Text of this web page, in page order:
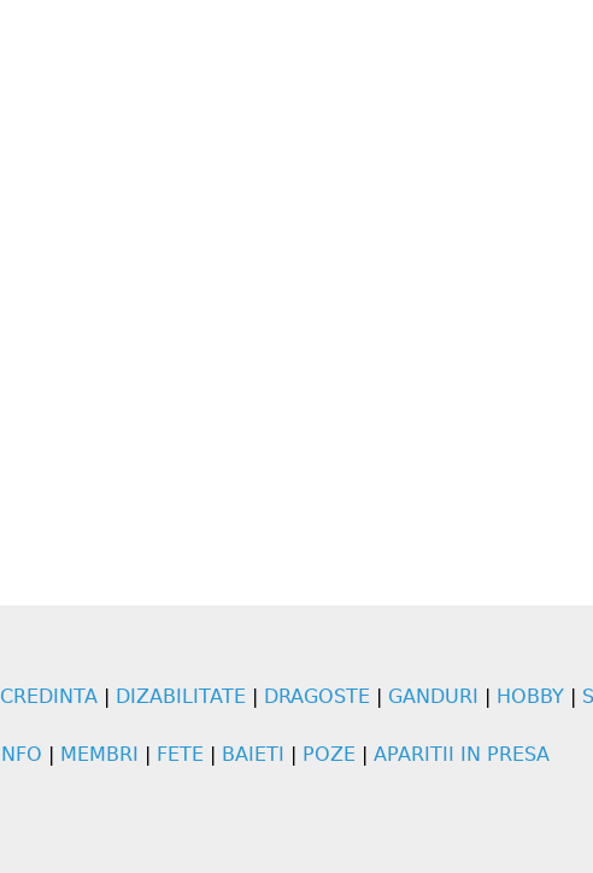
CREDINTA DIZABILITATE DRAGOSTE GANDURI HOBBY
INFO MEMBRI FETE BAIETI POZE APARITII IN PRESA